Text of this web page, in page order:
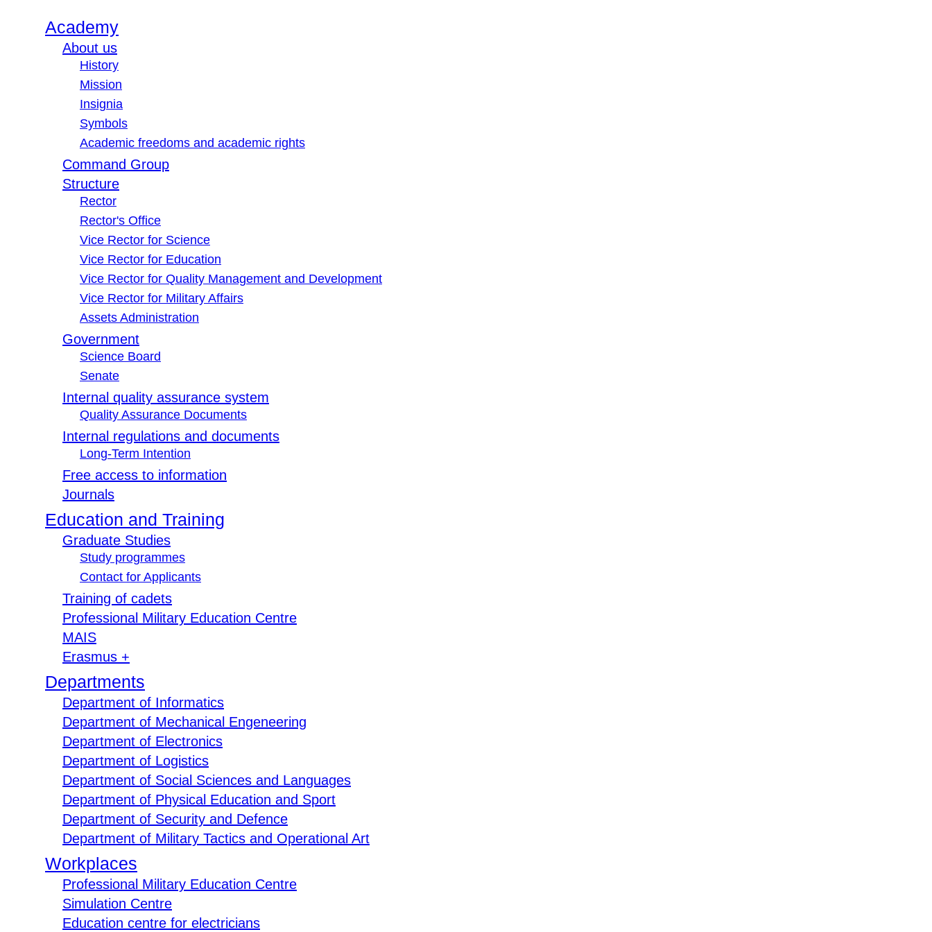
Academy
About us
History
Mission
Insignia
Symbols
Academic freedoms and academic rights
Command Group
Structure
Rector
Rector's Office
Vice Rector for Science
Vice Rector for Education
Vice Rector for Quality Management and Development
Vice Rector for Military Affairs
Assets Administration
Government
Science Board
Senate
Internal quality assurance system
Quality Assurance Documents
Internal regulations and documents
Long-Term Intention
Free access to information
Journals
Education and Training
Graduate Studies
Study programmes
Contact for Applicants
Training of cadets
Professional Military Education Centre
MAIS
Erasmus +
Departments
Department of Informatics
Department of Mechanical Engeneering
Department of Electronics
Department of Logistics
Department of Social Sciences and Languages
Department of Physical Education and Sport
Department of Security and Defence
Department of Military Tactics and Operational Art
Workplaces
Professional Military Education Centre
Simulation Centre
Education centre for electricians